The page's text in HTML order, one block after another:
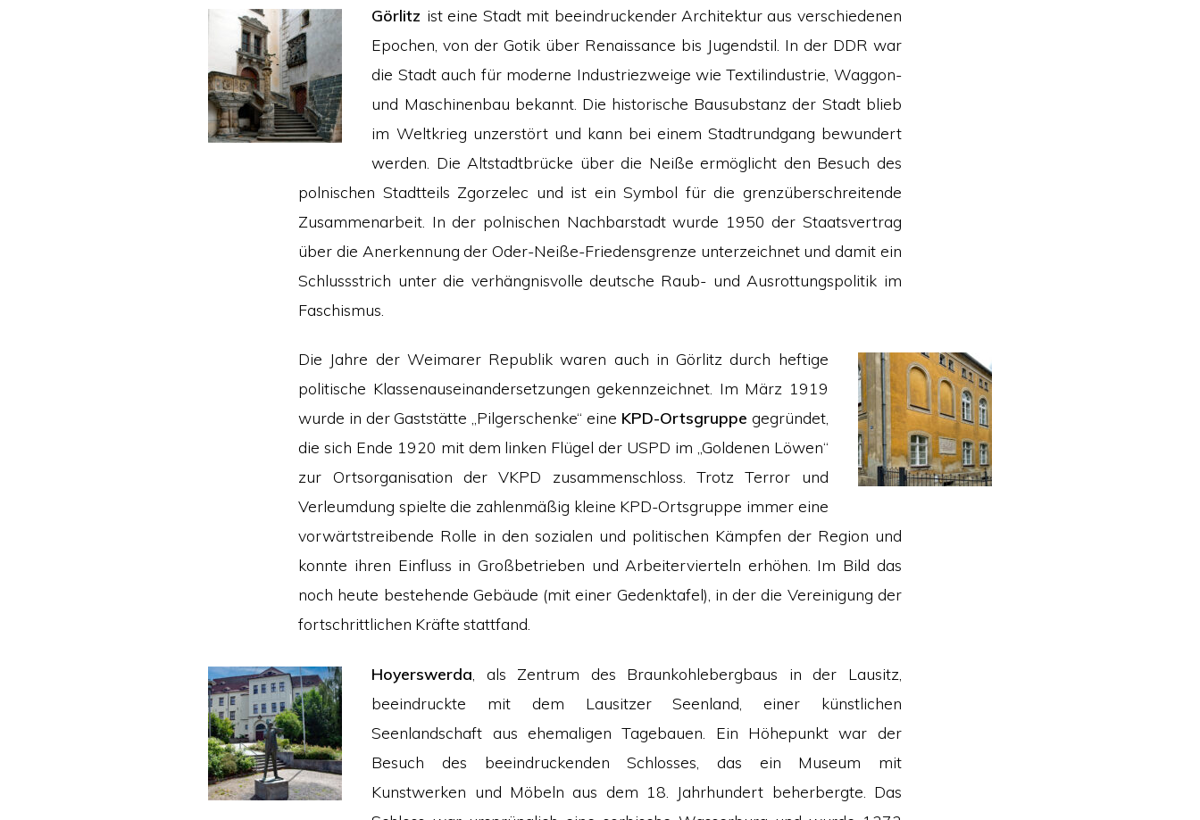
Görlitz ist eine Stadt mit beeindruckender Architektur aus verschiedenen
Epochen, von der Gotik über Renaissance bis Jugendstil. In der DDR war
die Stadt auch für moderne Industriezweige wie Textilindustrie, Waggon-
und Maschinenbau bekannt. Die historische Bausubstanz der Stadt blieb
im Weltkrieg unzerstört und kann bei einem Stadtrundgang bewundert
werden. Die Altstadtbrücke über die Neiße ermöglicht den Besuch des
polnischen Stadtteils Zgorzelec und ist ein Symbol für die grenzüberschreitende
Zusammenarbeit. In der polnischen Nachbarstadt wurde 1950 der Staatsvertrag
über die Anerkennung der Oder-Neiße-Friedensgrenze unterzeichnet und damit ein
Schlussstrich unter die verhängnisvolle deutsche Raub- und Ausrottungspolitik im
Faschismus.
Die Jahre der Weimarer Republik waren auch in Görlitz durch heftige
politische Klassenauseinandersetzungen gekennzeichnet. Im März 1919
wurde in der Gaststätte „Pilgerschenke“ eine KPD-Ortsgruppe gegründet,
die sich Ende 1920 mit dem linken Flügel der USPD im „Goldenen Löwen“
zur Ortsorganisation der VKPD zusammenschloss. Trotz Terror und
Verleumdung spielte die zahlenmäßig kleine KPD-Ortsgruppe immer eine
vorwärtstreibende Rolle in den sozialen und politischen Kämpfen der Region und
konnte ihren Einfluss in Großbetrieben und Arbeitervierteln erhöhen. Im Bild das
noch heute bestehende Gebäude (mit einer Gedenktafel), in der die Vereinigung der
fortschrittlichen Kräfte stattfand.
Hoyerswerda , als Zentrum des Braunkohlebergbaus in der Lausitz,
beeindruckte mit dem Lausitzer Seenland, einer künstlichen
Seenlandschaft aus ehemaligen Tagebauen. Ein Höhepunkt war der
Besuch des beeindruckenden Schlosses, das ein Museum mit
Kunstwerken und Möbeln aus dem 18. Jahrhundert beherbergte. Das